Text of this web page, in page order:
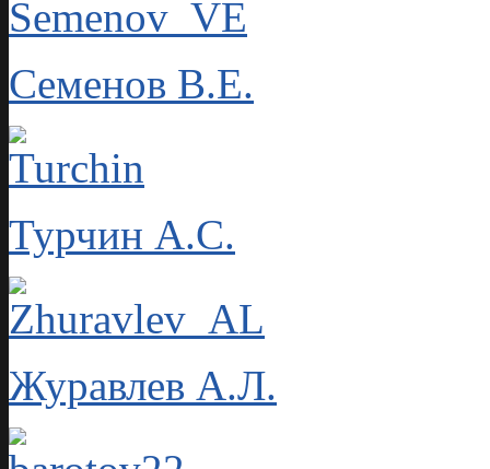
Семенов В.Е.
Турчин А.С.
Журавлев А.Л.